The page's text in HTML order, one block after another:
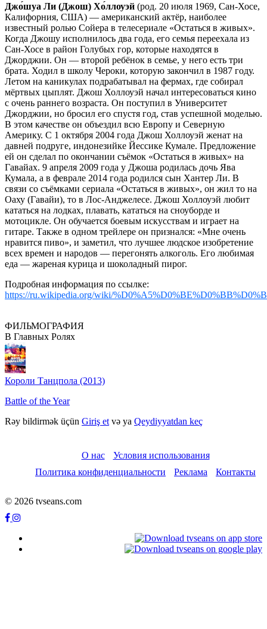
Джо́шуа Ли (Джош) Хо́ллоуэй (род. 20 июля 1969, Сан-Хосе,
Калифорния, США) — американский актёр, наиболее
известный ролью Сойера в телесериале «Остаться в живых».
Когда Джошу исполнилось два года, его семья переехала из
Сан-Хосе в район Голубых гор, которые находятся в
Джорджии. Он — второй ребёнок в семье, у него есть три
брата. Ходил в школу Чероки, которую закончил в 1987 году.
Летом на каникулах подрабатывал на фермах, где собирал
мёртвых цыплят. Джош Холлоуэй начал интересоваться кино
с очень раннего возраста. Он поступил в Университет
Джорджии, но бросил его спустя год, став успешной моделью.
В этом качестве он объездил всю Европу и Северную
Америку. С 1 октября 2004 года Джош Холлоуэй женат на
давней подругe, индонезийке Йессике Кумале. Предложение
ей он сделал по окончании съёмок «Остаться в живых» на
Гавайах. 9 апреля 2009 года у Джоша родилась дочь Ява
Кумала, а в феврале 2014 года родился сын Хантер Ли. В
связи со съёмками сериала «Остаться в живых», он жил то на
Оаху (Гавайи), то в Лос-Анджелесе. Джош Холлоуэй любит
кататься на лодках, плавать, кататься на сноуборде и
мотоцикле. Он обучается боевым искусствам и играет на
гитаре. Также в одном трейлере он признался: «Мне очень
нравится пиво», и заметил, что лучшее людское изобретение
всех времен и народов — перегонять алкоголь. Его любимая
еда — жареная курица и шоколадный пирог.
Подробная информация по ссылке:
https://ru.wikipedia.org/wiki/
ФИЛЬМОГРАФИЯ
В Главных Ролях
Короли Tанцпола (2013)
Battle of the Year
Rəy bildirmək üçün Giriş et və ya Qeydiyyatdan keç
О нас
Условия использования
Политика конфиденциальности
Реклама Контакты
© 2026 tvseans.com